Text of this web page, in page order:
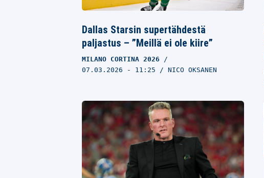
Dallas Starsin supertähdestä
paljastus – ”Meillä ei ole kiire”
MILANO CORTINA 2026
07.03.2026 - 11:25 NICO OKSANEN